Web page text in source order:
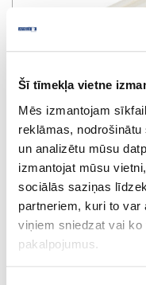
Šī tīmekļa vietne
Mēs izmantojam
reklāmas,
un analizētu mūsu
izmantojat mūsu
sociālās saziņas
partneriem, kuri to
viņiem sniedzat vai
pakalpojumus.
Turētājs